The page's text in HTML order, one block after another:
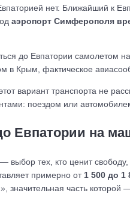
нет. Ближайший к
аэропорт Симферополя
до Евпатории самолетом
в Крым, фактическое
вариант транспорта не
поездом или
Евпатории на
тех, кто ценит свободу,
примерно от 1 500 до 1
значительная часть которой